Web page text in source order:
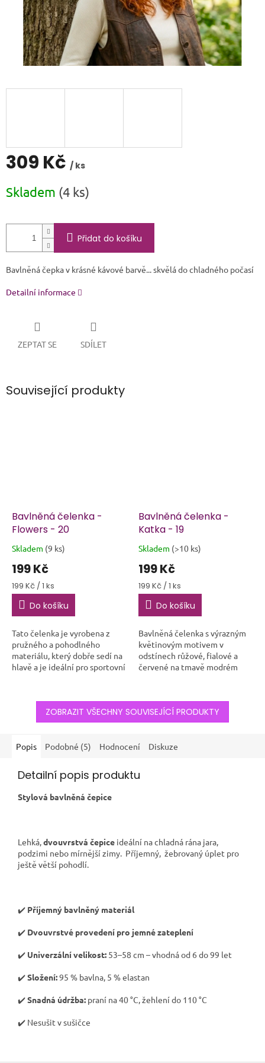
309 Kč / ks
cena:
Skladem (4 ks)
Přidat do košíku
Bavlněná čepka v krásné kávové barvě... skvělá do chladného počasí
Detailní informace
ZEPTAT SE SDÍLET
Související produkty
Bavlněná čelenka -
Flowers - 20
Průměrné
hodnocení
produktu
je
5,0
5
hvězdiček.
Skladem (9 ks)
199 Kč
Měrná
cena:
199 Kč / 1 ks
Do košíku
Tato čelenka je vyrobena z
pružného a pohodlného
materiálu, který dobře sedí na
hlavě a je ideální pro sportovní
elegantním...
Bavlněná čelenka -
Katka - 19
Průměrné
hodnocení
produktu
je
4,3
5
hvězdiček.
Skladem (>10 ks)
199 Kč
Měrná
cena:
199 Kč / 1 ks
Do košíku
Bavlněná čelenka s výrazným
květinovým motivem v
odstínech růžové, fialové a
červené na tmavě modrém
energicky a vesele....
ZOBRAZIT VŠECHNY SOUVISEJÍCÍ PRODUKTY
Popis Podobné (5) Hodnocení Diskuze
Detailní popis produktu
Stylová bavlněná čepice
Lehká,dvouvrstvá čepice ideální na chladná rána jara,
podzimi nebo mírnější zimy. Příjemný, žebrovaný úplet pro
ještě větší pohodlí.
✔️ Příjemný bavlněný materiál
✔️ Dvouvrstvé provedení pro jemné zateplení
✔️ Univerzální velikost: 53–58 cm – vhodná od 6 do 99 let
✔️Složení:95 % bavlna, 5 % elastan
✔️Snadná údržba: praní na 40 °C, žehlení do 110 °C
✔️ Nesušit v sušičce